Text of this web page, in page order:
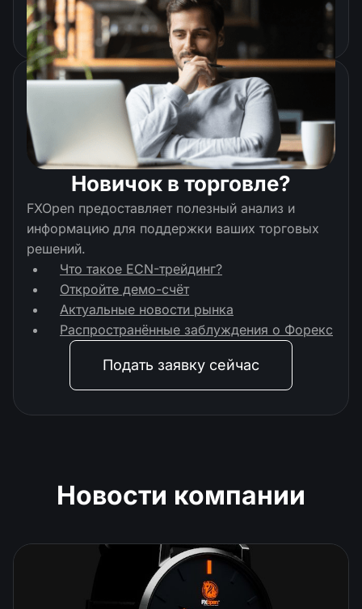
Начните торговлю
Новичок в торговле?
FXOpen предоставляет полезный анализ и
информацию для поддержки ваших торговых
решений.
Что такое ECN-трейдинг?
Откройте демо-счёт
Актуальные новости рынка
Распространённые заблуждения о Форекс
Подать заявку сейчас
Новости компании